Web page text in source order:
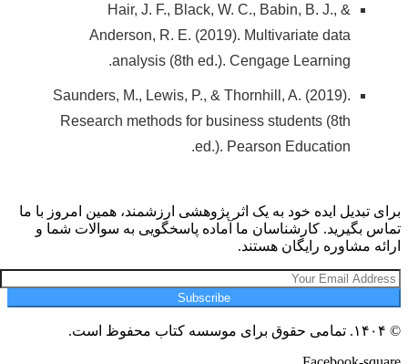
Hair, J. F., Black, W. C., Babin, B. J., &
Anderson, R. E. (2019). Multivariate data
analysis (8th ed.). Cengage Learning.
Saunders, M., Lewis, P., & Thornhill, A. (2019).
Research methods for business students (8th
ed.). Pearson Education.
برای تبدیل ایده خود به یک اثر پژوهشی ارزشمند، همین امروز با ما
تماس بگیرید. کارشناسان ما آماده پاسخگویی به سوالات شما و
ارائه مشاوره رایگان هستند.
Subscribe
© ۱۴۰۴. تمامی حقوق برای موسسه کتاب محفوظ است.